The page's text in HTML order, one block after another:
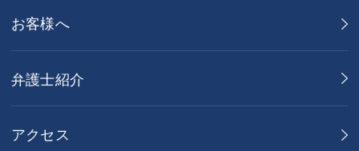
お客様へ
弁護士紹介
アクセス